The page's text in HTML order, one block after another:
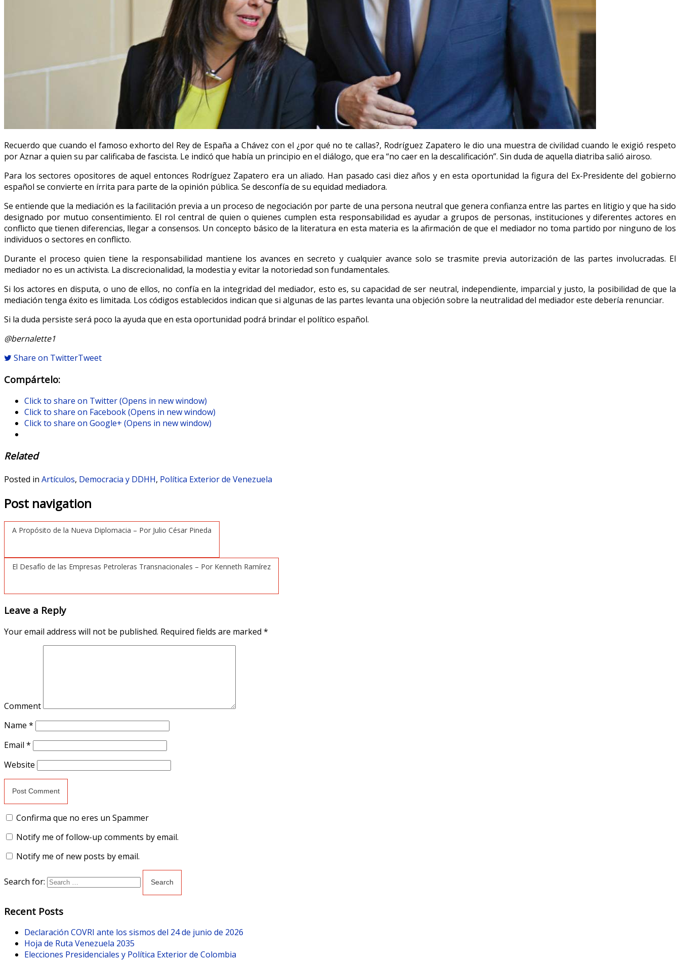
Recuerdo que cuando el famoso exhorto del Rey de España a Chávez con el ¿por qué no te callas?, Rodríguez Zapatero le dio una muestra de civilidad cuando le exigió respeto
por Aznar a quien su par calificaba de fascista. Le indicó que había un principio en el diálogo, que era “no caer en la descalificación”. Sin duda de aquella diatriba salió airoso.
Para los sectores opositores de aquel entonces Rodríguez Zapatero era un aliado. Han pasado casi diez años y en esta oportunidad la figura del Ex-Presidente del gobierno
español se convierte en írrita para parte de la opinión pública. Se desconfía de su equidad mediadora.
Se entiende que la mediación es la facilitación previa a un proceso de negociación por parte de una persona neutral que genera confianza entre las partes en litigio y que ha sido
designado por mutuo consentimiento. El rol central de quien o quienes cumplen esta responsabilidad es ayudar a grupos de personas, instituciones y diferentes actores en
conflicto que tienen diferencias, llegar a consensos. Un concepto básico de la literatura en esta materia es la afirmación de que el mediador no toma partido por ninguno de los
individuos o sectores en conflicto.
Durante el proceso quien tiene la responsabilidad mantiene los avances en secreto y cualquier avance solo se trasmite previa autorización de las partes involucradas. El
mediador no es un activista. La discrecionalidad, la modestia y evitar la notoriedad son fundamentales.
Si los actores en disputa, o uno de ellos, no confía en la integridad del mediador, esto es, su capacidad de ser neutral, independiente, imparcial y justo, la posibilidad de que la
mediación tenga éxito es limitada. Los códigos establecidos indican que si algunas de las partes levanta una objeción sobre la neutralidad del mediador este debería renunciar.
Si la duda persiste será poco la ayuda que en esta oportunidad podrá brindar el político español.
@bernalette1
Share on TwitterTweet
Compártelo:
Click to share on Twitter (Opens in new window)
Click to share on Facebook (Opens in new window)
Click to share on Google+ (Opens in new window)
Related
Posted in Artículos, Democracia y DDHH, Política Exterior de Venezuela
Post navigation
A Propósito de la Nueva Diplomacia – Por Julio César Pineda
El Desafío de las Empresas Petroleras Transnacionales – Por Kenneth Ramírez
Leave a Reply
Your email address will not be published. Required fields are marked *
Comment
Name *
Email *
Website
Confirma que no eres un Spammer
Notify me of follow-up comments by email.
Notify me of new posts by email.
Search for:
Recent Posts
Declaración COVRI ante los sismos del 24 de junio de 2026
Hoja de Ruta Venezuela 2035
Elecciones Presidenciales y Política Exterior de Colombia